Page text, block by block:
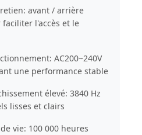
avant / arrière
l'accès et le
AC200~240V
une performance stable
élevé: 3840 Hz
lisses et clairs
vie: 100 000 heures